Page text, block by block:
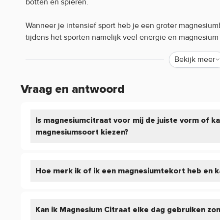
Wanneer je intensief sport heb je een groter
tijdens het sporten namelijk veel energie en
Pure. Magnesium Citraat is dit verleden tijd!
Waarom Pure. Magnesium Citraat?
voldoende van dit mineraal binnen.
magnesium goed voor de spieren en draagt het bij aan
Hiernaast heeft magnesium veel positieve effecten op
Bekijk meer
Vraag en antwoord
Is magnesiumcitraat voor mij de juiste vorm of
magnesiumsoort kiezen?
Hoe merk ik of ik een magnesiumtekort heb en
Kan ik Magnesium Citraat elke dag gebruiken